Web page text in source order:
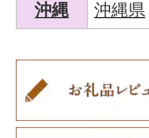
沖縄
沖縄県